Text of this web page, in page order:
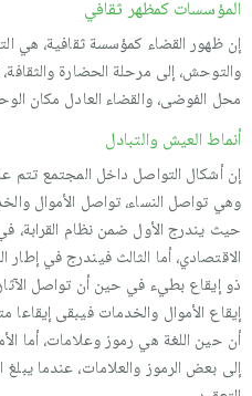
المؤسسات كمظهر ثقافي
إن ظهور القضاء كمؤسسة ثقافية، هي
والتوحش، إلى مرحلة الحضارة
محل الفوضى، والقضاء العادل مكان
أنماط العيش والتبادل
إن أشكال التواصل داخل المجتمع
وهي تواصل النساء، تواصل الأموال
حيث يندرج الأول ضمن نظام القرابة،
الاقتصادي، أما الثالث فيندرج في إطار
ذو إيقاع بطيء في حين أن تواصل الآثار
إيقاع الأموال والخدمات فيبقى إيقاعا
أن حين اللغة هي رموز وعلامات، أما
إلى بعض الرموز والعلامات، عندما